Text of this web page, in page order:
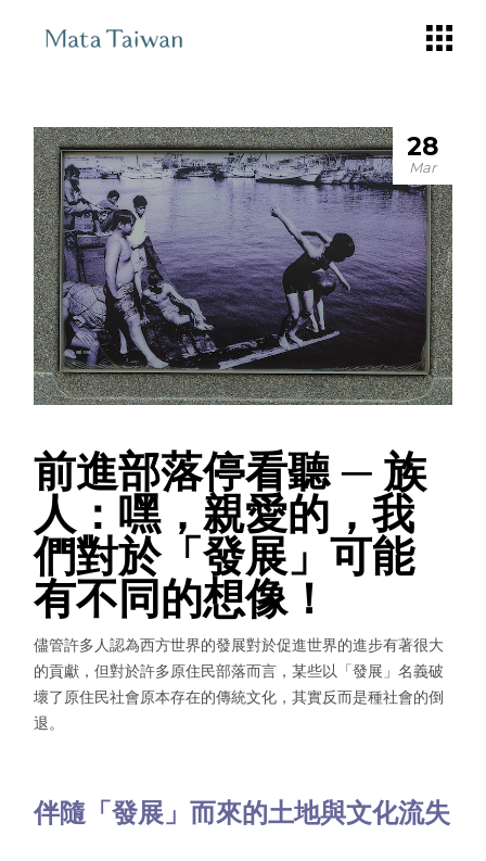
28
Mar
前進部落停看聽 ─ 族
人：嘿，親愛的，我
們對於「發展」可能
有不同的想像！
儘管許多人認為西方世界的發展對於促進世界的進步有著很大
的貢獻，但對於許多原住民部落而言，某些以「發展」名義破
壞了原住民社會原本存在的傳統文化，其實反而是種社會的倒
退。
伴隨「發展」而來的土地與文化流失